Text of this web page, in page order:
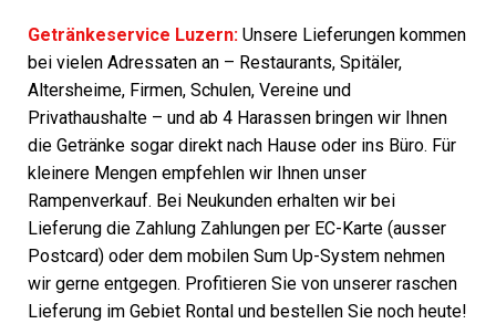
Getränkeservice Luzern: Unsere Lieferungen kommen
bei vielen Adressaten an – Restaurants, Spitäler,
Altersheime, Firmen, Schulen, Vereine und
Privathaushalte – und ab 4 Harassen bringen wir Ihnen
die Getränke sogar direkt nach Hause oder ins Büro. Für
kleinere Mengen empfehlen wir Ihnen unser
Rampenverkauf. Bei Neukunden erhalten wir bei
Lieferung die Zahlung Zahlungen per EC-Karte (ausser
Postcard) oder dem mobilen Sum Up-System nehmen
wir gerne entgegen. Profitieren Sie von unserer raschen
Lieferung im Gebiet Rontal und bestellen Sie noch heute!